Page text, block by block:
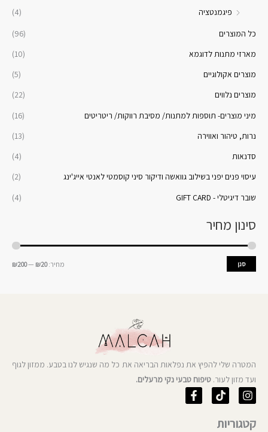
פיגמנטציה
(4)
כל המוצרים
(96)
מארזי מתנות לדוגמא
(10)
מוצרים אקולוגיים
(5)
מוצרים נלווים
(22)
מיני מוצרים- תוספות למתנות/ מסיבת רווקות/ ריטריטים
(16)
נרות, טיהור ואווירה
(13)
סדנאות
(4)
עיסוי פנים יפני בשילוב גוואשה ודיקור סיני קוסמטי לאנטי אייג'ינג
(2)
שובר דיגיטלי - GIFT CARD
(4)
סינון מחיר
סנן מחיר:₪20
—
₪200
המטרה שלי להפיץ את נפלאות הבריאה את כל מה שנגיש לנו בטבע. ממזון לגוף
ועד מזון לעור. טיפוח טבעי נקי מרעלים.
I
n
t
T
i
t
F
a
קטגוריות